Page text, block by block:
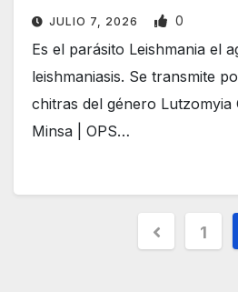
JULIO 7, 2026 0
Es el parásito Leishmania el
leishmaniasis. Se transmite
chitras del género
Minsa | OPS…
1